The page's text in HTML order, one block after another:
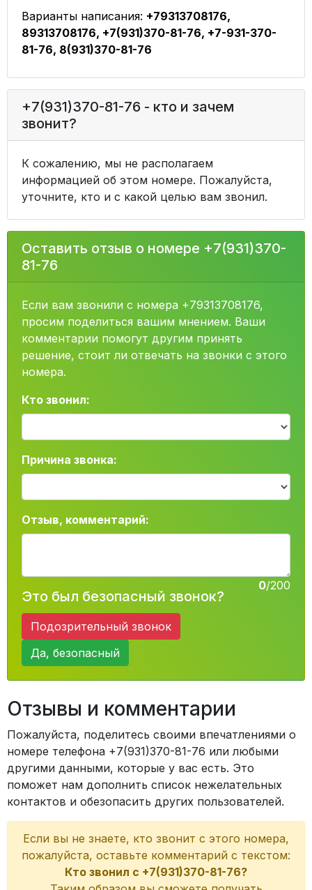
Варианты написания: +79313708176,
89313708176, +7(931)370-81-76, +7-931-370-
81-76, 8(931)370-81-76
+7(931)370-81-76 - кто и зачем
звонит?
К сожалению, мы не располагаем
информацией об этом номере. Пожалуйста,
уточните, кто и с какой целью вам звонил.
Оставить отзыв о номере +7(931)370-
81-76
Если вам звонили с номера +79313708176,
просим поделиться вашим мнением. Ваши
комментарии помогут другим принять
решение, стоит ли отвечать на звонки с этого
номера.
Кто звонил:
Причина звонка:
Отзыв, комментарий:
0/200
Это был безопасный звонок?
Подозрительный звонок
Да, безопасный
Отзывы и комментарии
Пожалуйста, поделитесь своими впечатлениями о
номере телефона +7(931)370-81-76 или любыми
другими данными, которые у вас есть. Это
поможет нам дополнить список нежелательных
контактов и обезопасить других пользователей.
Если вы не знаете, кто звонит с этого номера,
пожалуйста, оставьте комментарий с текстом:
Кто звонил с +7(931)370-81-76?